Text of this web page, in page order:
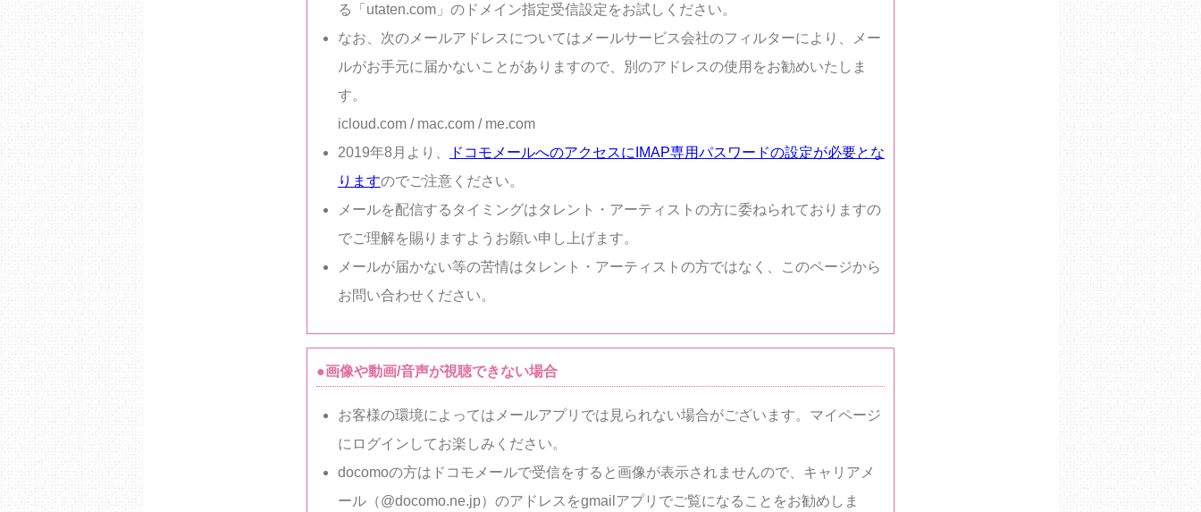
る「utaten.com」のドメイン指定受信設定をお試しください。
なお、次のメールアドレスについてはメールサービス会社のフィルターにより、メー
ルがお手元に届かないことがありますので、別のアドレスの使用をお勧めいたしま
す。
icloud.com / mac.com / me.com
2019年8月より、
ドコモメールへのアクセスにIMAP専用パスワードの設定が必要とな
りますのでご注意ください。
メールを配信するタイミングはタレント・アーティストの方に委ねられておりますの
でご理解を賜りますようお願い申し上げます。
メールが届かない等の苦情はタレント・アーティストの方ではなく、このページから
お問い合わせください。
●画像や動画/音声が視聴できない場合
お客様の環境によってはメールアプリでは見られない場合がございます。マイページ
にログインしてお楽しみください。
docomoの方はドコモメールで受信をすると画像が表示されませんので、キャリアメ
ール（@docomo.ne.jp）のアドレスをgmailアプリでご覧になることをお勧めしま